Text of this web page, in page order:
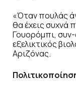
«Όταν πουλάς
θα έχεις συχνά
Γουορόμπι,
εξελικτικός
Αριζόνας.